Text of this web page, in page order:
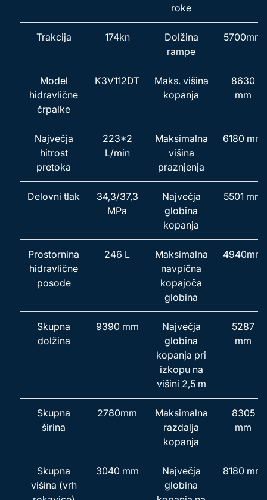
roke
Trakcija 174kn
Dolžina
rampe
5700mm
Model
hidravlične
črpalke
K3V112DT
Maks. višina
kopanja
8630
mm
Največja
hitrost
pretoka
223*2
L/min
Maksimalna
višina
praznjenja
6180 mm
Delovni tlak
34,3/37,3
MPa
Največja
globina
kopanja
5501 mm
Prostornina
hidravlične
posode
246 L
Maksimalna
navpična
kopajoča
globina
4940mm
Skupna
dolžina
9390 mm
Največja
globina
kopanja pri
izkopu na
višini 2,5 m
5287
mm
Skupna
širina
2780mm
Maksimalna
razdalja
kopanja
8305
mm
Skupna
višina (vrh
3040 mm
Največja
globina
8180 mm